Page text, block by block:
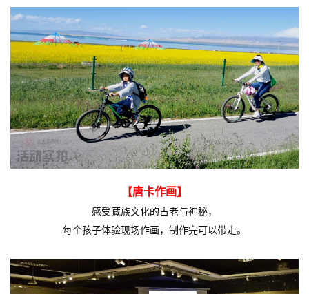
【唐卡作画】
感受藏族文化的古老与神秘，
每个孩子体验现场作画，制作完可以带走。